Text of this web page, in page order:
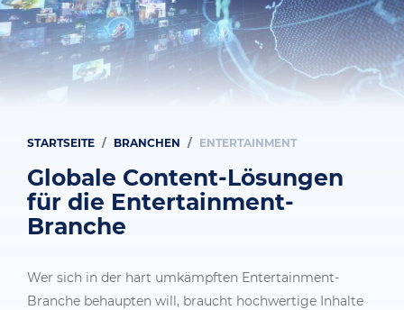
Pfadnavigation
STARTSEITE BRANCHEN ENTERTAINMENT
Globale Content-Lösungen
für die Entertainment-
Branche
Wer sich in der hart umkämpften Entertainment-
Branche behaupten will, braucht hochwertige Inhalte